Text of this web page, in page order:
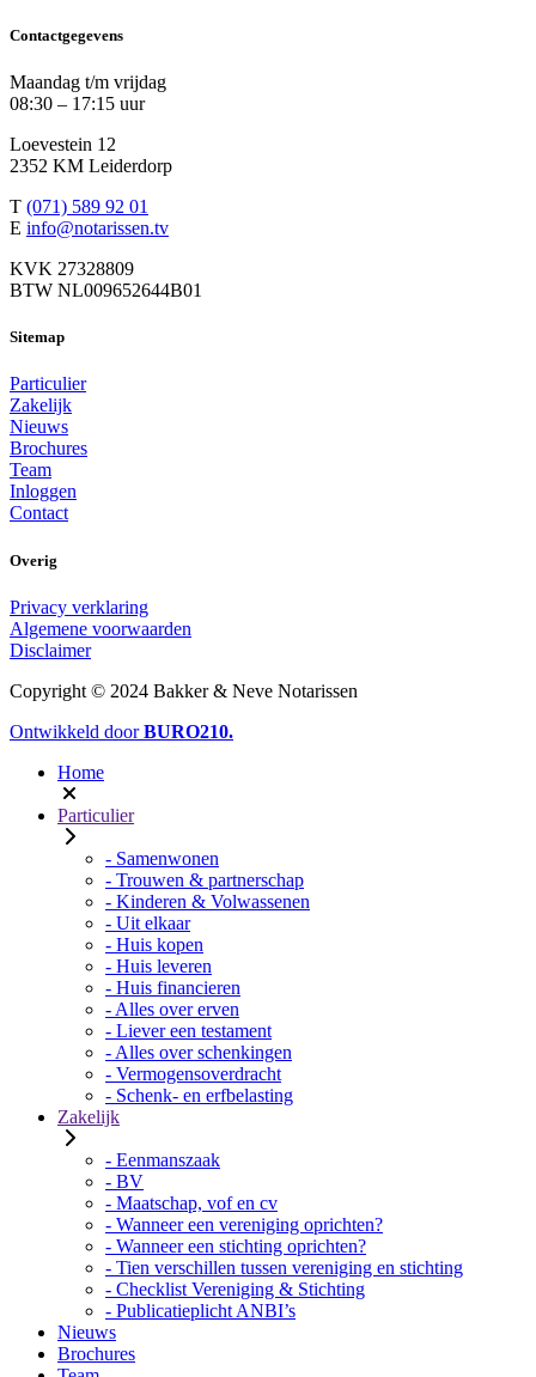
Contactgegevens
Maandag t/m vrijdag
08:30 – 17:15 uur
Loevestein 12
2352 KM Leiderdorp
T (071) 589 92 01
E info@notarissen.tv
KVK 27328809
BTW NL009652644B01
Sitemap
Particulier
Zakelijk
Nieuws
Brochures
Team
Inloggen
Contact
Overig
Privacy verklaring
Algemene voorwaarden
Disclaimer
Copyright © 2024 Bakker & Neve Notarissen
Ontwikkeld doorBURO210.
Home
Particulier
- Samenwonen
- Trouwen & partnerschap
- Kinderen & Volwassenen
- Uit elkaar
- Huis kopen
- Huis leveren
- Huis financieren
- Alles over erven
- Liever een testament
- Alles over schenkingen
- Vermogensoverdracht
- Schenk- en erfbelasting
Zakelijk
- Eenmanszaak
- BV
- Maatschap, vof en cv
- Wanneer een vereniging oprichten?
- Wanneer een stichting oprichten?
- Tien verschillen tussen vereniging en stichting
- Checklist Vereniging & Stichting
- Publicatieplicht ANBI’s
Nieuws
Brochures